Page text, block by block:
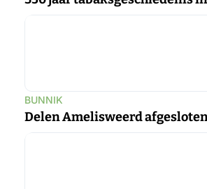
BUNNIK
Delen Amelisweerd